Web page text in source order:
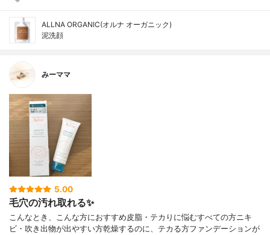
ALLNA ORGANIC(オルナ オーガニック)
泥洗顔
みーママ
5.00
毛穴の汚れ取れる✨
こんなとき、こんな方におすすめ皮脂・テカりに悩むすべての方ニキ
ビ・吹き出物が出やすい方乾燥するのに、テカる方ファンデーションが